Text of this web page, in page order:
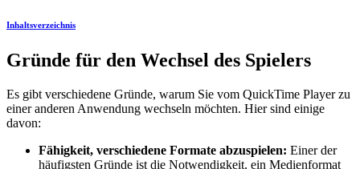
Inhaltsverzeichnis
Gründe für den Wechsel des Spielers
Es gibt verschiedene Gründe, warum Sie vom QuickTime Player zu
einer anderen Anwendung wechseln möchten. Hier sind einige
davon:
Fähigkeit, verschiedene Formate abzuspielen: Einer der
häufigsten Gründe ist die Notwendigkeit, ein Medienformat